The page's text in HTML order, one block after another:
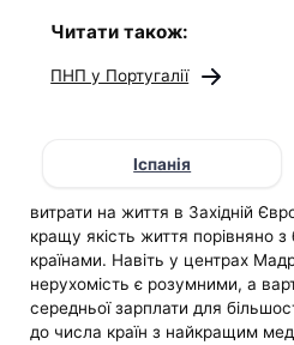
Читати також:
ПНП у Португалії
Іспанія
витрати на життя в Західній
кращу якість життя порівняно
країнами. Навіть у центрах
нерухомість є розумними, а
середньої зарплати для
до числа країн з найкращим